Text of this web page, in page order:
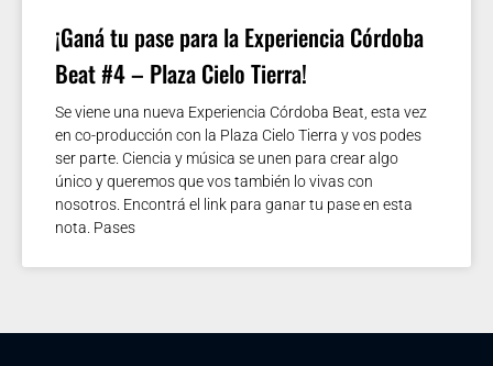
¡Ganá tu pase para la Experiencia Córdoba
Beat #4 – Plaza Cielo Tierra!
Se viene una nueva Experiencia Córdoba Beat, esta vez
en co-producción con la Plaza Cielo Tierra y vos podes
ser parte. Ciencia y música se unen para crear algo
único y queremos que vos también lo vivas con
nosotros. Encontrá el link para ganar tu pase en esta
nota. Pases